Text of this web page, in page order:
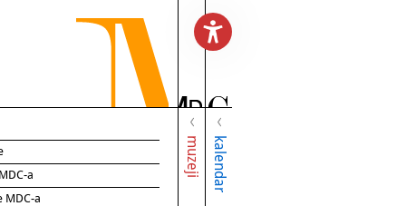
muzeji kalendar
a
MDC-a